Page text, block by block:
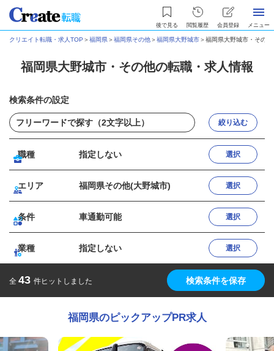
後で見る 閲覧履歴 会員登録 メニュー
クリエイト転職・求人TOP ＞福岡県＞福岡県その他＞福岡県大野城市＞福岡県大野城市・その
福岡県大野城市・その他の転職・求人情報
検索条件の設定
絞り込む
職種 指定しない 選択
エリア 福岡県その他(大野城市) 選択
条件 車通勤可能 選択
業種 指定しない 選択
全 43 件ヒットしました 検索条件を保存
福岡県のピックアップPR求人